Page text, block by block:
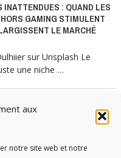
aux
notre site web et notre
INATTENDUES : QUAND LES
GAMING STIMULENT
LE MARCHÉ
sur Unsplash Le
une niche …
ANATOMIE D’UNE
GAGNANTE
d’attente devant les